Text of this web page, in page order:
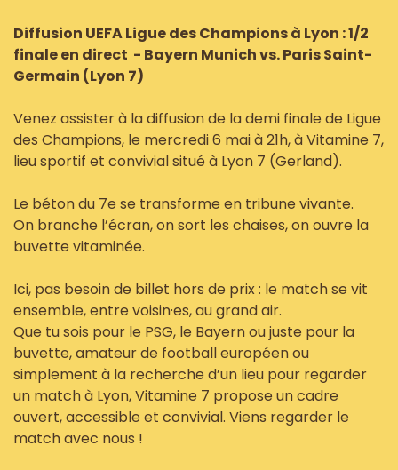
Diffusion UEFA Ligue des Champions à Lyon : 1/2
finale en direct - Bayern Munich vs. Paris Saint-
Germain (Lyon 7)
Venez assister à la diffusion de la demi finale de Ligue
des Champions, le mercredi 6 mai à 21h, à Vitamine 7,
lieu sportif et convivial situé à Lyon 7 (Gerland).
Le béton du 7e se transforme en tribune vivante.
On branche l’écran, on sort les chaises, on ouvre la
buvette vitaminée.
Ici, pas besoin de billet hors de prix : le match se vit
ensemble, entre voisin·es, au grand air.
Que tu sois pour le PSG, le Bayern ou juste pour la
buvette, amateur de football européen ou
simplement à la recherche d’un lieu pour regarder
un match à Lyon, Vitamine 7 propose un cadre
ouvert, accessible et convivial. Viens regarder le
match avec nous !